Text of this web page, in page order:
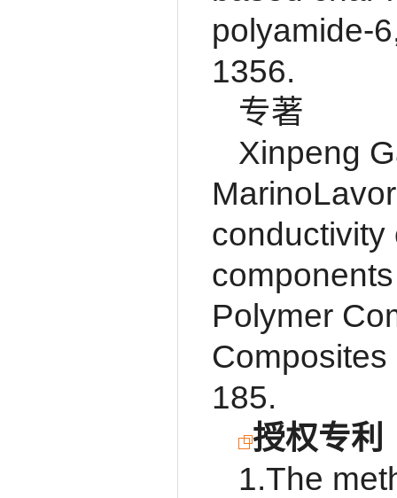
polyamide-
1356.
专著
Xinpeng
conductivity
Polymer
185.
授权专利
1.The